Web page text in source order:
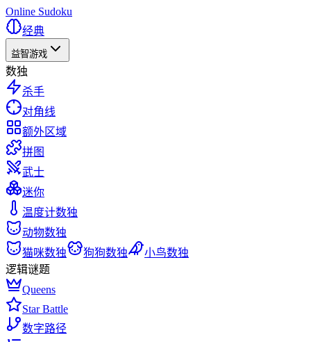
Online Sudoku
经典
益智游戏
数独
杀手
对角线
额外区域
拼图
武士
迷你
温度计数独
动物数独
猫咪数独
狗狗数独
小鸟数独
逻辑谜题
Queens
Star Battle
数字路径